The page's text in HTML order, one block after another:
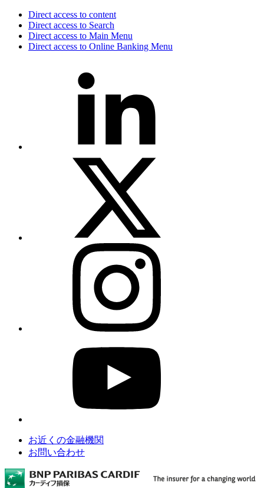
Direct access to content
Direct access to Search
Direct access to Main Menu
Direct access to Online Banking Menu
お近くの金融機関
お問い合わせ